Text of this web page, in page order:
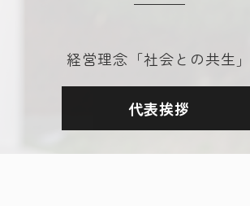
経営理念「社会との共生
代表挨拶